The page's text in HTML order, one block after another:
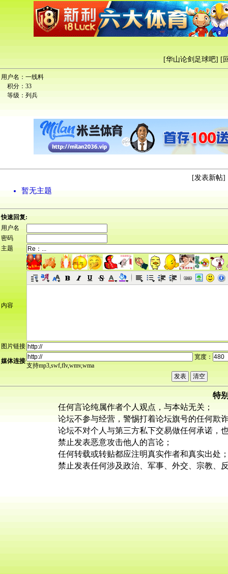
[华山论剑足球吧] [
用户名： 一线料
积分： 33
等级： 列兵
[发表新帖]
暂无主题
快速回复:
用户名
密码
主题
内容
图片链接
媒体连接
宽度：
支持mp3,swf,flv,wmv,wma
特
任何言论纯属作者个人观点，与本站无关；
论坛不参与经营，警惕打着论坛旗号的任何欺
论坛不对个人与第三方私下交易做任何承诺，
禁止发表恶意攻击他人的言论；
任何转载或转贴都应注明真实作者和真实出处
禁止发表任何涉及政治、军事、外交、宗教、